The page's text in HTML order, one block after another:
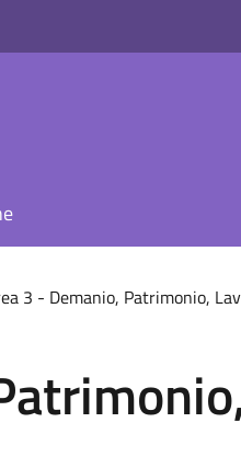
3 - Demanio, Patrimonio,